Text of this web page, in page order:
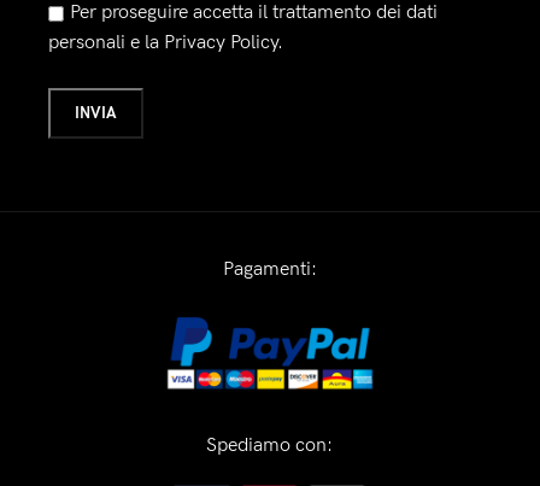
Per proseguire accetta il trattamento dei dati
personali e la Privacy Policy.
Pagamenti:
Spediamo con: